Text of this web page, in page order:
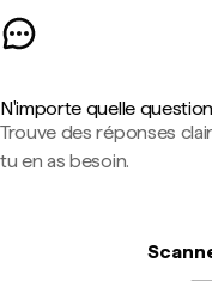
N'importe quelle question
Trouve des réponses
tu en as besoin.